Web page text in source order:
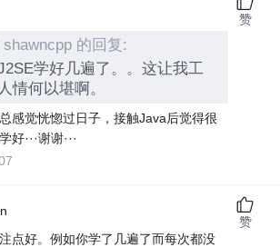
的回复:
学好几遍了。。这让我工
情何以堪啊。
感觉恍惚过日子，接触Java后觉得很
···谢谢···
赞
点好。例如你学了几遍了而每次都没
赞